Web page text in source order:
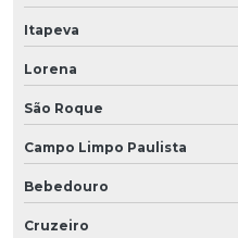
Itapeva
Lorena
São Roque
Campo Limpo Paulista
Bebedouro
Cruzeiro